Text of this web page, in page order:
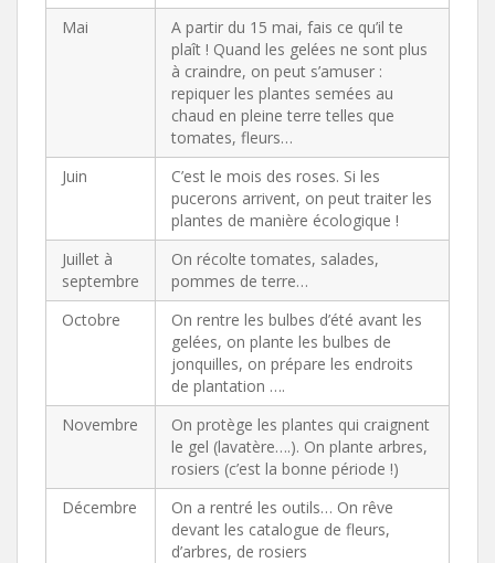
Mai
A partir du 15 mai, fais ce qu’il te
plaît ! Quand les gelées ne sont plus
à craindre, on peut s’amuser :
repiquer les plantes semées au
chaud en pleine terre telles que
tomates, fleurs…
Juin
C’est le mois des roses. Si les
pucerons arrivent, on peut traiter les
plantes de manière écologique !
Juillet à
septembre
On récolte tomates, salades,
pommes de terre…
Octobre
On rentre les bulbes d’été avant les
gelées, on plante les bulbes de
jonquilles, on prépare les endroits
de plantation ….
Novembre
On protège les plantes qui craignent
le gel (lavatère….). On plante arbres,
rosiers (c’est la bonne période !)
Décembre
On a rentré les outils… On rêve
devant les catalogue de fleurs,
d’arbres, de rosiers